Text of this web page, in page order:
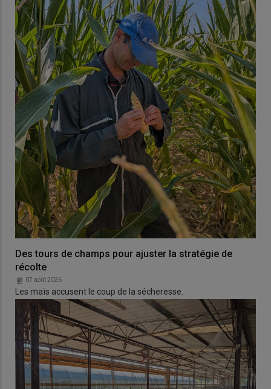
Des tours de champs pour ajuster la stratégie de
récolte
07 août 2026
Les maïs accusent le coup de la sécheresse.